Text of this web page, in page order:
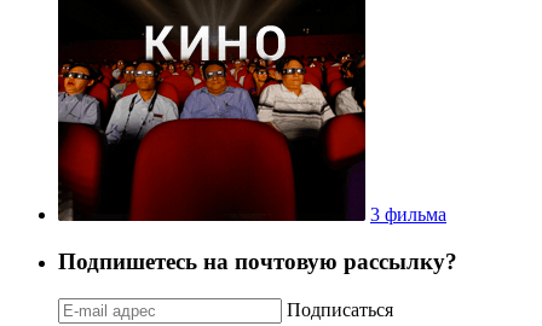
3 фильма
Подпишетесь на почтовую рассылку?
Подписаться